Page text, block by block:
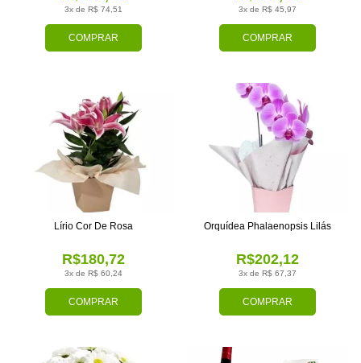
COMPRAR
3x de R$ 74,51
COMPRAR
3x de R$ 45,97
COMPRAR
3x de R$ 60,24
R$180,72
Lírio Cor De Rosa
COMPRAR
3x de R$ 67,37
R$202,12
Orquídea Phalaenopsis Lilás